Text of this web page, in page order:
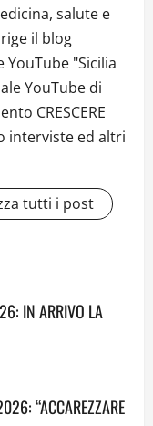
salute e
il blog
"Sicilia
YouTube di
CRESCERE
interviste ed altri
tutti i post
IN ARRIVO LA
“ACCAREZZARE